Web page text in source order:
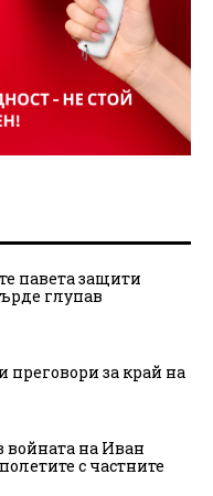
павета защити
глупав
преговори за край на
войната на Иван
с частните